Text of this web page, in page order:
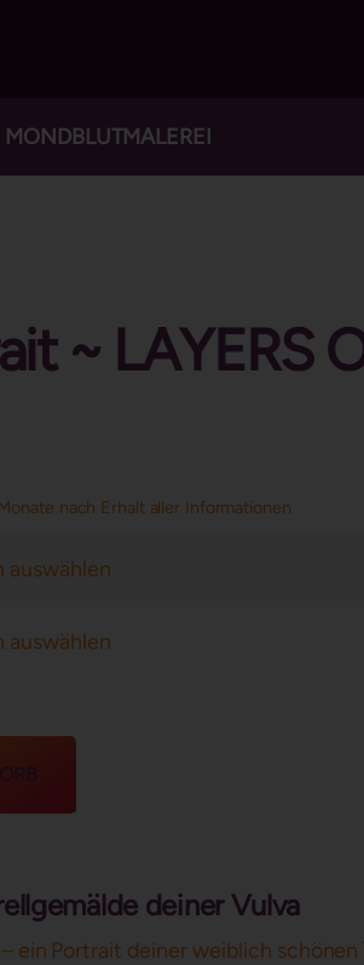
MONDBLUTMALEREI
~ LAYERS
nach Erhalt aller Informationen
deiner Vulva
ein Portrait deiner weiblich schönen